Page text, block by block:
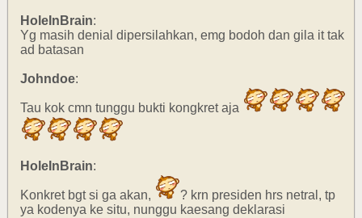
HoleInBrain:
Yg masih denial dipersilahkan, emg bodoh dan gila it tak
ad batasan
Johndoe:
Tau kok cmn tunggu bukti kongkret aja
HoleInBrain:
Konkret bgt si ga akan,
? krn presiden hrs netral, tp
ya kodenya ke situ, nunggu kaesang deklarasi